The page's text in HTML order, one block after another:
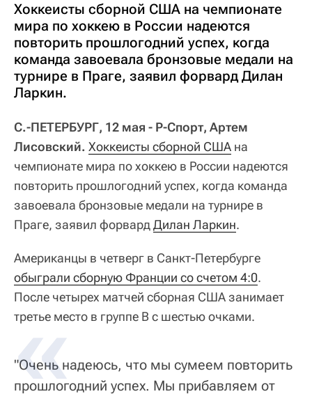
Хоккеисты сборной США на чемпионате
мира по хоккею в России надеются
повторить прошлогодний успех, когда
команда завоевала бронзовые медали на
турнире в Праге, заявил форвард Дилан
Ларкин.
С.-ПЕТЕРБУРГ, 12 мая - Р-Спорт, Артем
Лисовский. Хоккеисты сборной США на
чемпионате мира по хоккею в России надеются
повторить прошлогодний успех, когда команда
завоевала бронзовые медали на турнире в
Праге, заявил форвардДилан Ларкин.
Американцы в четверг в Санкт-Петербурге
обыграли сборную Франции со счетом 4:0.
После четырех матчей сборная США занимает
третье место в группе B с шестью очками.
"Очень надеюсь, что мы сумеем повторить
прошлогодний успех. Мы прибавляем от